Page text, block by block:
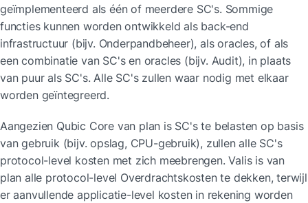
geïmplementeerd als één of meerdere SC's. Sommige
functies kunnen worden ontwikkeld als back-end
infrastructuur (bijv. Onderpandbeheer), als oracles, of als
een combinatie van SC's en oracles (bijv. Audit), in plaats
van puur als SC's. Alle SC's zullen waar nodig met elkaar
worden geïntegreerd.
Aangezien Qubic Core van plan is SC's te belasten op basis
van gebruik (bijv. opslag, CPU-gebruik), zullen alle SC's
protocol-level kosten met zich meebrengen. Valis is van
plan alle protocol-level Overdrachtskosten te dekken, terwijl
er aanvullende applicatie-level kosten in rekening worden